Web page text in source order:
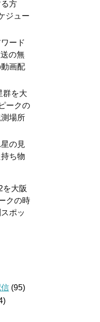
方
ジュー
ード
の無
画配
群を大
ークの
場所
の見
ち物
を大阪
クの時
ポッ
(95)